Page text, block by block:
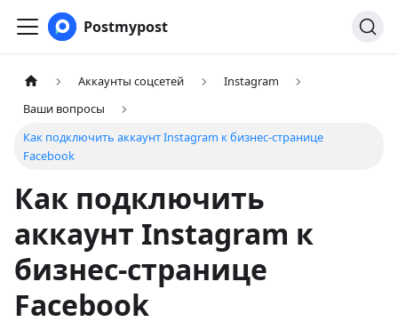
Postmypost
Аккаунты соцсетей
Instagram
Ваши вопросы
Как подключить аккаунт Instagram к бизнес-странице
Facebook
Как подключить
аккаунт Instagram к
бизнес-странице
Facebook